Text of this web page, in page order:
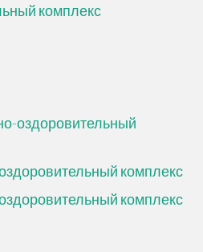
комплекс
оздоровительный
комплекс
комплекс